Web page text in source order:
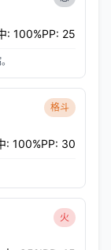
: 100%PP: 25
格斗
: 100%PP: 30
火